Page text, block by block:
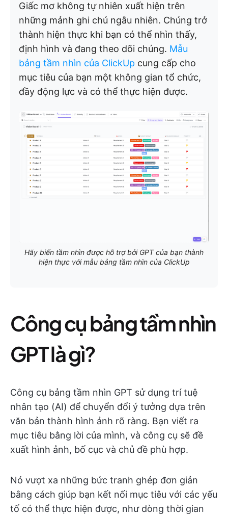
Giấc mơ không tự nhiên xuất hiện trên
những mảnh ghi chú ngẫu nhiên. Chúng trở
thành hiện thực khi bạn có thể nhìn thấy,
định hình và đang theo dõi chúng. Mẫu
bảng tầm nhìn của ClickUp cung cấp cho
mục tiêu của bạn một không gian tổ chức,
đầy động lực và có thể thực hiện được.
Hãy biến tầm nhìn được hỗ trợ bởi GPT của bạn thành
hiện thực với mẫu bảng tầm nhìn của ClickUp
Công cụ bảng tầm nhìn
GPT là gì?
Công cụ bảng tầm nhìn GPT sử dụng trí tuệ
nhân tạo (AI) để chuyển đổi ý tưởng dựa trên
văn bản thành hình ảnh rõ ràng. Bạn viết ra
mục tiêu bằng lời của mình, và công cụ sẽ đề
xuất hình ảnh, bố cục và chủ đề phù hợp.
Nó vượt xa những bức tranh ghép đơn giản
bằng cách giúp bạn kết nối mục tiêu với các yếu
tố có thể thực hiện được, như dòng thời gian